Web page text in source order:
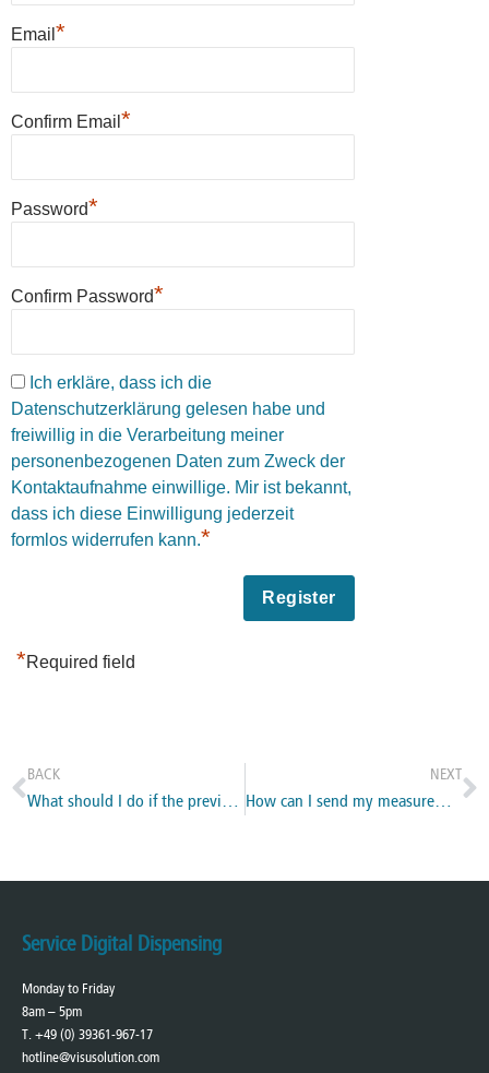
Email *
Confirm Email *
Password*
Confirm Password*
Ich erkläre, dass ich die
Datenschutzerklärung gelesen habe und
freiwillig in die Verarbeitung meiner
personenbezogenen Daten zum Zweck der
Kontaktaufnahme einwillige. Mir ist bekannt,
dass ich diese Einwilligung jederzeit
formlos widerrufen kann.*
*Required field
BACK
What should I do if the previous customer is displayed on the images?
NEXT
How can I send my measurement data by e-mail?
Service Digital Dispensing
Monday to Friday
8am – 5pm
T. +49 (0) 39361-967-17
hotline@visusolution.com